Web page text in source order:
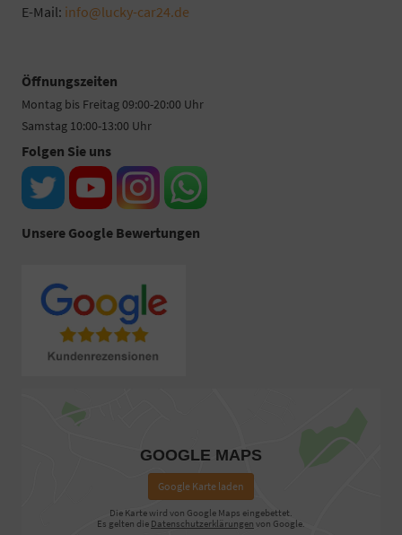
E-Mail: info@lucky-car24.de
Öffnungszeiten
Montag bis Freitag 09:00-20:00 Uhr
Samstag 10:00-13:00 Uhr
Folgen Sie uns
Unsere Google Bewertungen
GOOGLE MAPS
Google Karte laden
Die Karte wird von Google Maps eingebettet.
Es gelten die Datenschutzerklärungen von Google.